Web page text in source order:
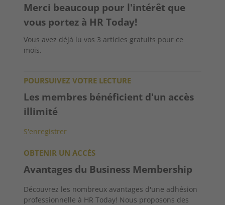
Merci beaucoup pour l'intérêt que
vous portez à HR Today!
Vous avez déjà lu vos 3 articles gratuits pour ce
mois.
POURSUIVEZ VOTRE LECTURE
Les membres bénéficient d'un accès
illimité
S'enregistrer
OBTENIR UN ACCÈS
Avantages du Business Membership
Découvrez les nombreux avantages d'une adhésion
professionnelle à HR Today! Nous proposons des